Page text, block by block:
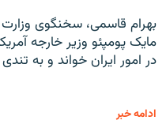
بهرام قاسمی، سخنگوی
مایک پومپئو وزیر خارجه
در امور ایران خواند و به
ادامه خبر